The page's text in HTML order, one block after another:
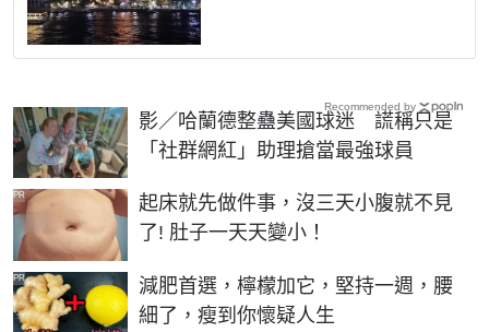
影／哈蘭德整蠱美國球迷 謊稱只是
「社群網紅」助理搶當最強球員
起床就先做件事，沒三天小腹就不見
了! 肚子一天天變小！
PR
減肥首選，檸檬加它，堅持一週，腰
細了，瘦到你懷疑人生
PR
Recommended by